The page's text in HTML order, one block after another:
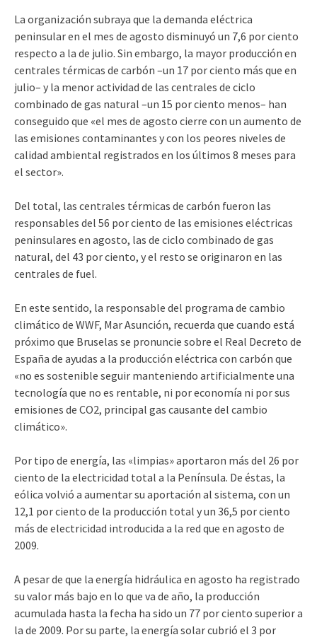
La organización subraya que la demanda eléctrica
peninsular en el mes de agosto disminuyó un 7,6 por ciento
respecto a la de julio. Sin embargo, la mayor producción en
centrales térmicas de carbón –un 17 por ciento más que en
julio– y la menor actividad de las centrales de ciclo
combinado de gas natural –un 15 por ciento menos– han
conseguido que «el mes de agosto cierre con un aumento de
las emisiones contaminantes y con los peores niveles de
calidad ambiental registrados en los últimos 8 meses para
el sector».
Del total, las centrales térmicas de carbón fueron las
responsables del 56 por ciento de las emisiones eléctricas
peninsulares en agosto, las de ciclo combinado de gas
natural, del 43 por ciento, y el resto se originaron en las
centrales de fuel.
En este sentido, la responsable del programa de cambio
climático de WWF, Mar Asunción, recuerda que cuando está
próximo que Bruselas se pronuncie sobre el Real Decreto de
España de ayudas a la producción eléctrica con carbón que
«no es sostenible seguir manteniendo artificialmente una
tecnología que no es rentable, ni por economía ni por sus
emisiones de CO2, principal gas causante del cambio
climático».
Por tipo de energía, las «limpias» aportaron más del 26 por
ciento de la electricidad total a la Península. De éstas, la
eólica volvió a aumentar su aportación al sistema, con un
12,1 por ciento de la producción total y un 36,5 por ciento
más de electricidad introducida a la red que en agosto de
2009.
A pesar de que la energía hidráulica en agosto ha registrado
su valor más bajo en lo que va de año, la producción
acumulada hasta la fecha ha sido un 77 por ciento superior a
la de 2009. Por su parte, la energía solar cubrió el 3 por